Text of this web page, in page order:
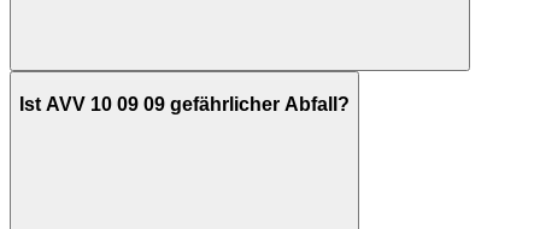
Ist AVV 10 09 09 gefährlicher Abfall?